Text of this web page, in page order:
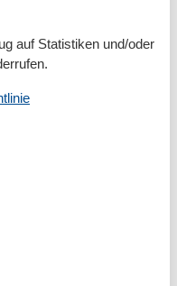
auf Statistiken und/oder